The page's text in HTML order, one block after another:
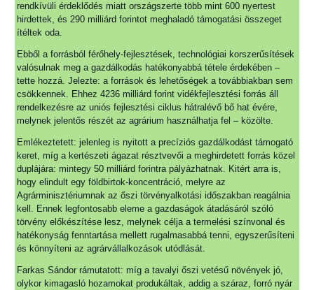
rendkívüli érdeklődés miatt országszerte több mint 600 nyertest
hirdettek, és 290 milliárd forintot meghaladó támogatási összeget
ítéltek oda.
Ebből a forrásból férőhely-fejlesztések, technológiai korszerűsítések
valósulnak meg a gazdálkodás hatékonyabbá tétele érdekében –
tette hozzá. Jelezte: a források és lehetőségek a továbbiakban sem
csökkennek. Ehhez 4236 milliárd forint vidékfejlesztési forrás áll
rendelkezésre az uniós fejlesztési ciklus hátralévő bő hat évére,
melynek jelentős részét az agrárium használhatja fel – közölte.
Emlékeztetett: jelenleg is nyitott a precíziós gazdálkodást támogató
keret, míg a kertészeti ágazat résztvevői a meghirdetett forrás közel
duplájára: mintegy 50 milliárd forintra pályázhatnak. Kitért arra is,
hogy elindult egy földbirtok-koncentráció, melyre az
Agrárminisztériumnak az őszi törvényalkotási időszakban reagálnia
kell. Ennek legfontosabb eleme a gazdaságok átadásáról szóló
törvény előkészítése lesz, melynek célja a termelési színvonal és
hatékonyság fenntartása mellett rugalmasabbá tenni, egyszerűsíteni
és könnyíteni az agrárvállalkozások utódlását.
Farkas Sándor rámutatott: míg a tavalyi őszi vetésű növények jó,
olykor kimagasló hozamokat produkáltak, addig a száraz, forró nyár